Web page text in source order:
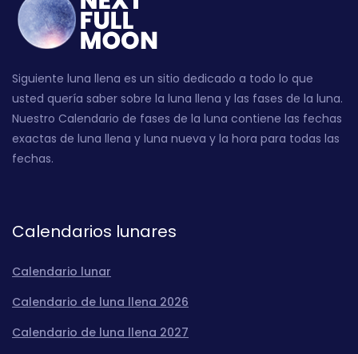
Siguiente luna llena es un sitio dedicado a todo lo que
usted quería saber sobre la luna llena y las fases de la luna.
Nuestro Calendario de fases de la luna contiene las fechas
exactas de luna llena y luna nueva y la hora para todas las
fechas.
Calendarios lunares
Calendario lunar
Calendario de luna llena 2026
Calendario de luna llena 2027